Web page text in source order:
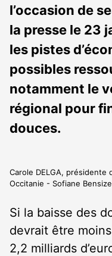
l’occasion de
la presse le 23
les pistes
possibles
notamment le
régional pour
douces.
Carole DELGA, présidente
Occitanie - Sofiane
Si la baisse des
devrait être
2,2 milliards